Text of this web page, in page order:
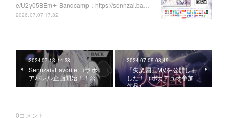
e/U2y05BEm✦ Bandcamp：https://sennzai.ba…
2026.07.07 17:32
2024.07.13 14:38
Sennzai×Favorite コラボ
アパレル企画開始！！🎀
2024.07.09 08:49
『失楽園』MVを公開しま
した！（ボカデュオ参加
作品）
0コメント